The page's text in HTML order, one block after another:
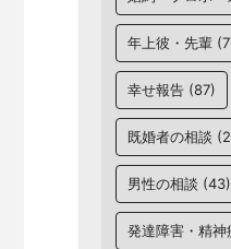
年上彼・先輩
幸せ報告 (87)
既婚者の相談
男性の相談 (43)
発達障害・精神